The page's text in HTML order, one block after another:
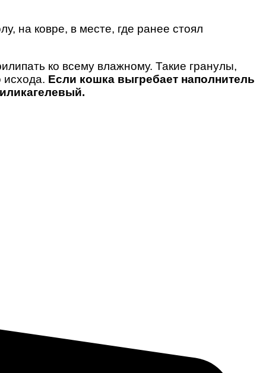
на ковре, в месте, где ранее стоял
ко всему влажному. Такие гранулы,
исхода. Если кошка выгребает наполнитель